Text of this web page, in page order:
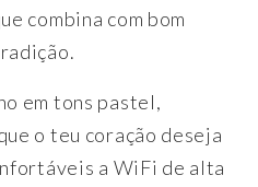
combina com bom
em tons pastel,
o teu coração deseja
a WiFi de alta